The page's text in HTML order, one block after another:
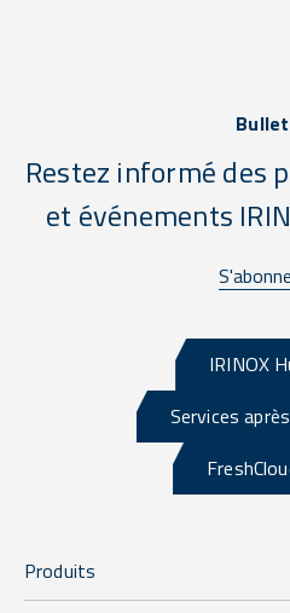
Restez informé des
et événements
IRINOX
Services
Produits